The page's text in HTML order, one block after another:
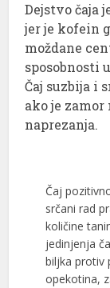
Dejstvo čaja
jer je kofein
moždane
sposobnosti
Čaj suzbija i
ako je
naprezanja.
Čaj
srčani rad
količine
jedinjenja
biljka protiv
opekotina,